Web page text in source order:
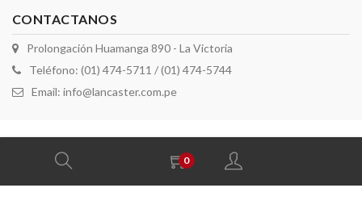
0
CONTACTANOS
Prolongación Huamanga 890 - La Victoria
Teléfono: (01) 474-5711 / (01) 474-5744
Email: info@lancaster.com.pe